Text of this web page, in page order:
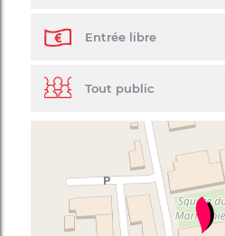
Entrée libre
Tout public